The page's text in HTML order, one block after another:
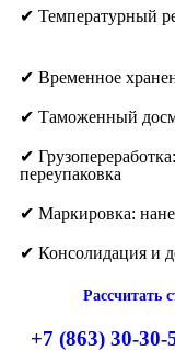
✔ Температурный
✔ Временное
✔ Таможенный
✔
переупаковка
✔ Маркировка:
✔ Консолидация и
Рассчитать
+7 (863) 30-30-